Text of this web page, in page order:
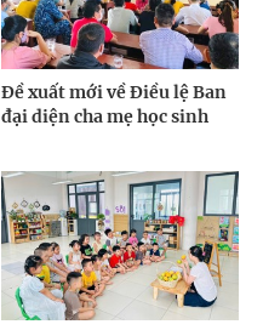
Đề xuất mới về Điều lệ Ban
đại diện cha mẹ học sinh